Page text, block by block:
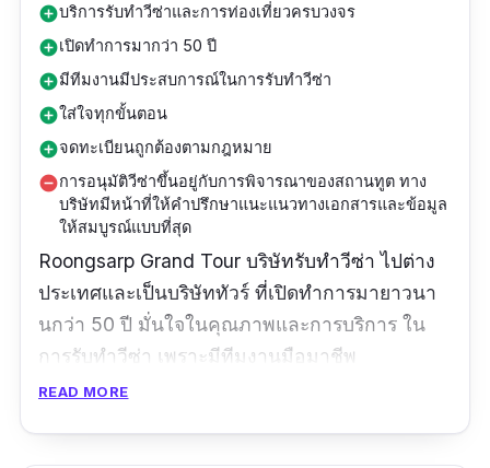
add_circleบริการรับทำวีซ่าและการท่องเที่ยวครบวงจร
add_circleเปิดทำการมากว่า 50 ปี
add_circleมีทีมงานมีประสบการณ์ในการรับทำวีซ่า
add_circleใส่ใจทุกขั้นตอน
add_circleจดทะเบียนถูกต้องตามกฎหมาย
remove_circleการอนุมัติวีซ่าขึ้นอยู่กับการพิจารณาของสถานทูต ทาง
บริษัทมีหน้าที่ให้คำปรึกษาแนะแนวทางเอกสารและข้อมูล
ให้สมบูรณ์แบบที่สุด
Roongsarp Grand Tour บริษัทรับทําวีซ่า ไปต่าง
ประเทศและเป็นบริษัททัวร์ ที่เปิดทำการมายาวนา
นกว่า 50 ปี มั่นใจในคุณภาพและการบริการ ใน
การรับทำวีซ่า เพราะมีทีมงานมือมาชีพ
ประสบการณ์ในการขอวีซ่าโชกโชน พร้อมที่จะให้
READ MORE